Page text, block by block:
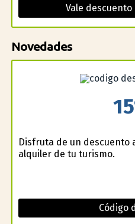
Vale
Novedades
Disfruta de un descuento
alquiler de tu turismo.
Código